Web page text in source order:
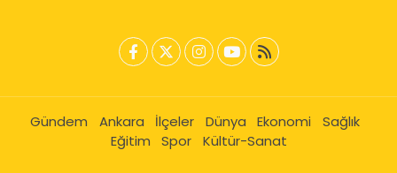
Gündem Ankara İlçeler Dünya Ekonomi
Sağlık
Eğitim
Spor Kültür-Sanat